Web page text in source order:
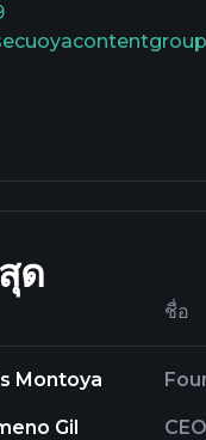
ด
ชื่อ
Montoya
Gil